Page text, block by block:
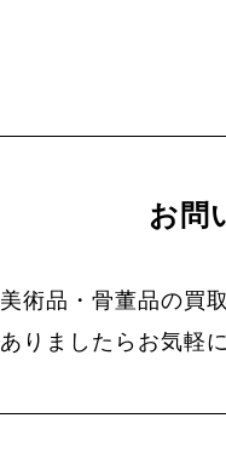
お問
美術品・骨董品の買
ありましたらお気軽